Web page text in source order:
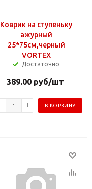
Коврик на ступеньку
ажурный
25*75см,черный
VORTEX
Достаточно
389.00руб/шт
В КОРЗИНУ